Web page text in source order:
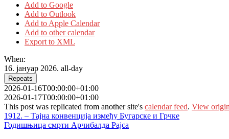
Add to Google
Add to Outlook
Add to Apple Calendar
Add to other calendar
Export to XML
When:
16. јануар 2026. all-day
Repeats
2026-01-16T00:00:00+01:00
2026-01-17T00:00:00+01:00
This post was replicated from another site's calendar feed. View
Кретање
чланка
1912. – Тајна конвенција између Бугарске и Грчке
Годишњица смрти Арчибалда Рајса